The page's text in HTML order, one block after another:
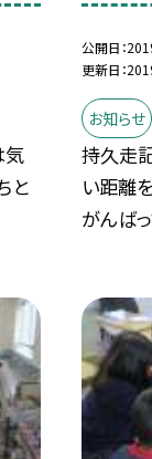
気
と
公開日
更新日
お知らせ
持久走
い距離
がんば